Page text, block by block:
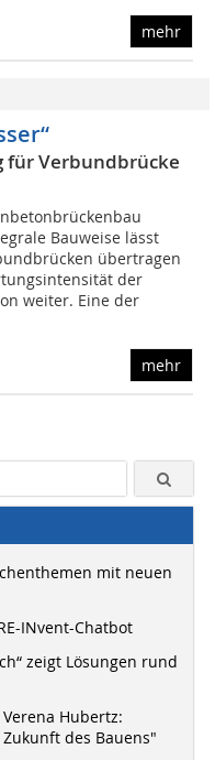
mehr
für Verbundbrücke
Bauweise lässt
übertragen
der
weiter. Eine der
mehr
mit neuen
INvent-Chatbot
zeigt Lösungen rund
Hubertz:
des Bauens"